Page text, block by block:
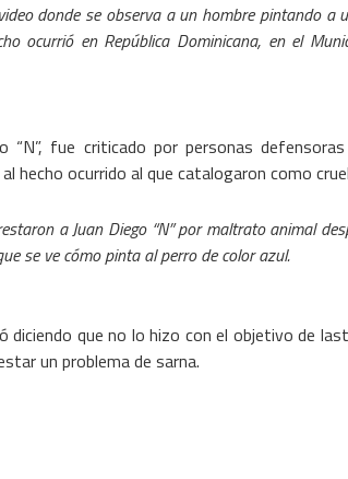
donde se observa a un hombre pintando a
ocurrió en República Dominicana, en el
“N”, fue criticado por personas
hecho ocurrido al que catalogaron como
a Juan Diego “N” por maltrato animal
se ve cómo pinta al perro de color azul.
que no lo hizo con el objetivo de
un problema de sarna.